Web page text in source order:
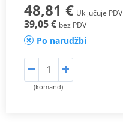
48,81 € Uključuje PDV
39,05 € bez PDV
Po narudžbi
(komand)